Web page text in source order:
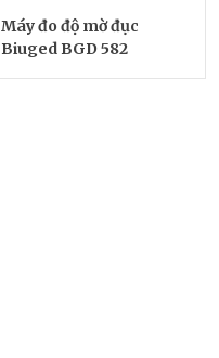
Máy đo độ mờ đục
Biuged BGD 582